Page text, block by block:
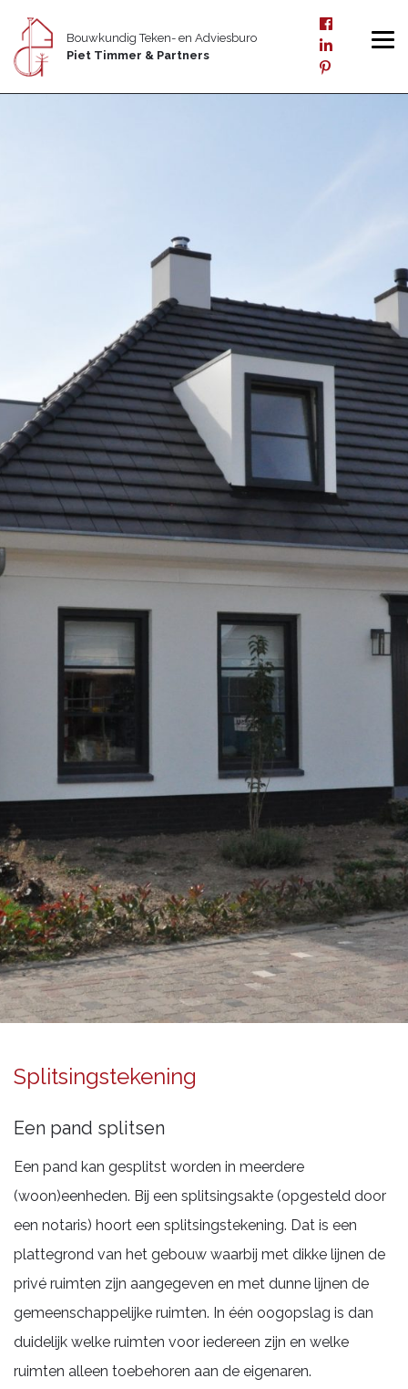
Bouwkundig Teken- en Adviesburo
Piet Timmer & Partners
Splitsingstekening
Splitsingstekening
Een pand splitsen
Een pand kan gesplitst worden in meerdere
(woon)eenheden. Bij een splitsingsakte (opgesteld door
een notaris) hoort een splitsingstekening. Dat is een
plattegrond van het gebouw waarbij met dikke lijnen de
privé ruimten zijn aangegeven en met dunne lijnen de
gemeenschappelijke ruimten. In één oogopslag is dan
duidelijk welke ruimten voor iedereen zijn en welke
ruimten alleen toebehoren aan de eigenaren.